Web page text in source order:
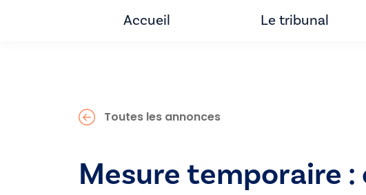
Accueil Le tribunal
Toutes les annonces
Mesure temporaire